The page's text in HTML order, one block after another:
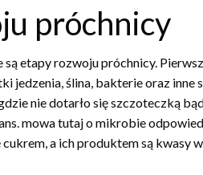
próchnicy
są etapy rozwoju próchnicy.
jedzenia, ślina, bakterie oraz
nie dotarło się szczoteczką
mowa tutaj o mikrobie
a ich produktem są kwasy